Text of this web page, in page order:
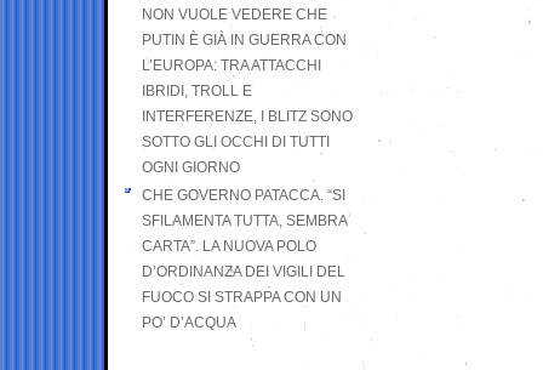
NON VUOLE VEDERE CHE
PUTIN È GIÀ IN GUERRA CON
L’EUROPA: TRA ATTACCHI
IBRIDI, TROLL E
INTERFERENZE, I BLITZ SONO
SOTTO GLI OCCHI DI TUTTI
OGNI GIORNO
CHE GOVERNO PATACCA. “SI
SFILAMENTA TUTTA, SEMBRA
CARTA”. LA NUOVA POLO
D’ORDINANZA DEI VIGILI DEL
FUOCO SI STRAPPA CON UN
PO’ D’ACQUA